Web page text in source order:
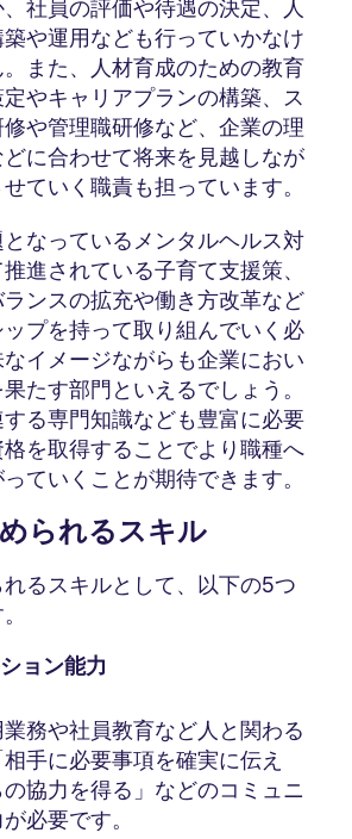
社員の評価や待遇の決定、人
や運用なども行っていかなけ
また、人材育成のための教育
やキャリアプランの構築、ス
や管理職研修など、企業の理
に合わせて将来を見越しなが
ていく職責も担っています。
なっているメンタルヘルス対
進されている子育て支援策、
ンスの拡充や働き方改革など
プを持って取り組んでいく必
イメージながらも企業におい
たす部門といえるでしょう。
る専門知識なども豊富に必要
を取得することでより職種へ
ていくことが期待できます。
られるスキル
れるスキルとして、以下の5つ
ョン能力
務や社員教育など人と関わる
手に必要事項を確実に伝え
協力を得る」などのコミュニ
必要です。